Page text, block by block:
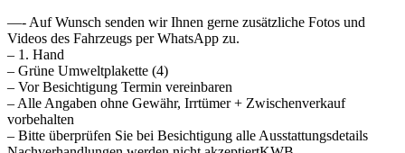
—- Auf Wunsch senden wir Ihnen gerne zusätzliche Fotos und
Videos des Fahrzeugs per WhatsApp zu.
– 1. Hand
– Grüne Umweltplakette (4)
– Vor Besichtigung Termin vereinbaren
– Alle Angaben ohne Gewähr, Irrtümer + Zwischenverkauf
vorbehalten
– Bitte überprüfen Sie bei Besichtigung alle Ausstattungsdetails